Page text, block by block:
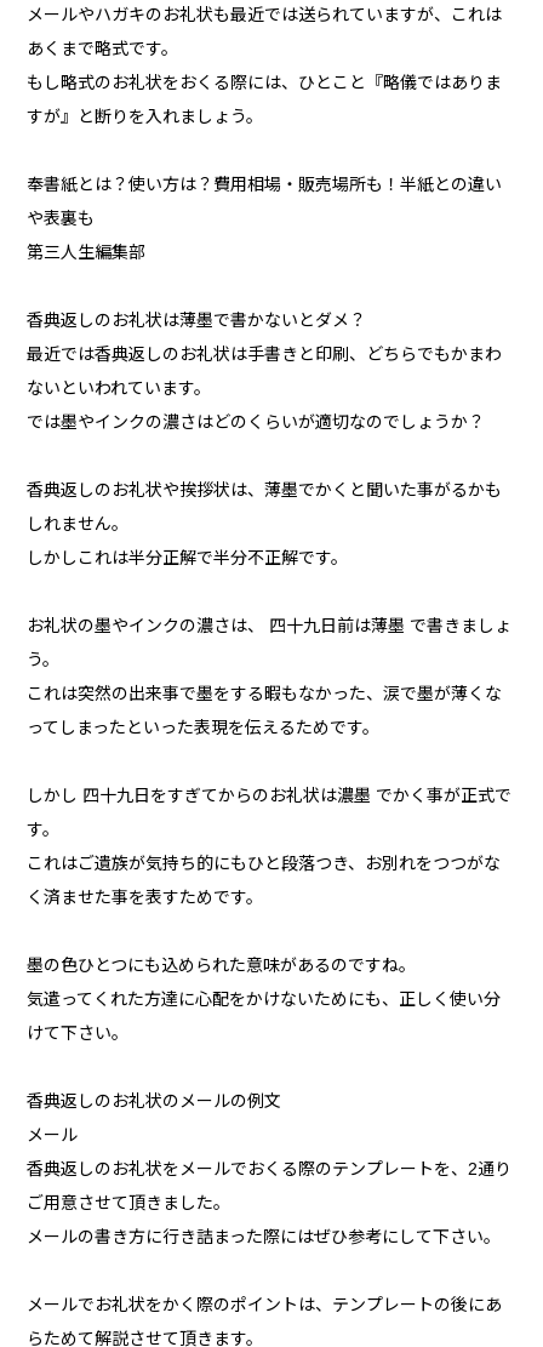
メールやハガキのお礼状も最近では送られていますが、これは
あくまで略式です。
もし略式のお礼状をおくる際には、ひとこと『略儀ではありま
すが』と断りを入れましょう。
奉書紙とは？使い方は？費用相場・販売場所も！半紙との違い
や表裏も
第三人生編集部
香典返しのお礼状は薄墨で書かないとダメ？
最近では香典返しのお礼状は手書きと印刷、どちらでもかまわ
ないといわれています。
では墨やインクの濃さはどのくらいが適切なのでしょうか？
香典返しのお礼状や挨拶状は、薄墨でかくと聞いた事がるかも
しれません。
しかしこれは半分正解で半分不正解です。
お礼状の墨やインクの濃さは、 四十九日前は薄墨 で書きましょ
う。
これは突然の出来事で墨をする暇もなかった、涙で墨が薄くな
ってしまったといった表現を伝えるためです。
しかし 四十九日をすぎてからのお礼状は濃墨 でかく事が正式で
す。
これはご遺族が気持ち的にもひと段落つき、お別れをつつがな
く済ませた事を表すためです。
墨の色ひとつにも込められた意味があるのですね。
気遣ってくれた方達に心配をかけないためにも、正しく使い分
けて下さい。
香典返しのお礼状のメールの例文
メール
香典返しのお礼状をメールでおくる際のテンプレートを、2通り
ご用意させて頂きました。
メールの書き方に行き詰まった際にはぜひ参考にして下さい。
メールでお礼状をかく際のポイントは、テンプレートの後にあ
らためて解説させて頂きます。